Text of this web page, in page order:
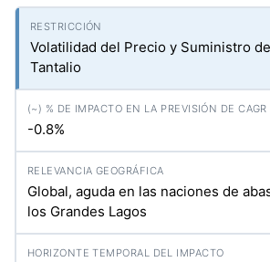
Volatilidad del Precio y Suministro
Tantalio
-0.8%
Global, aguda en las naciones de
los Grandes Lagos